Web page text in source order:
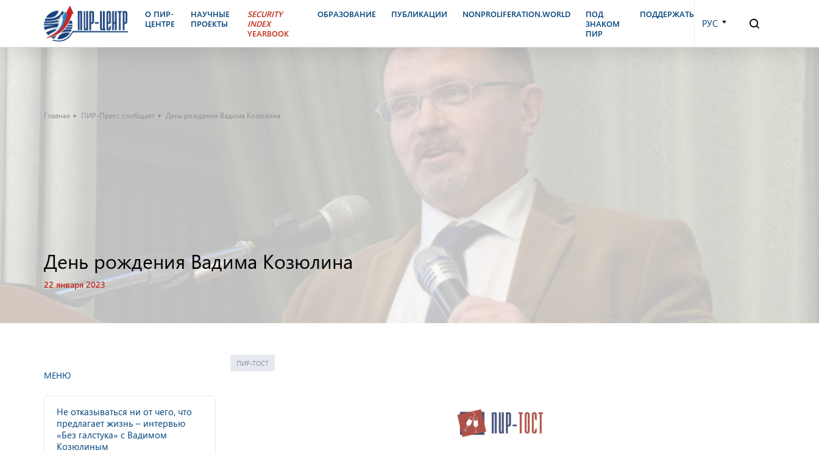
О ПИР-
ЦЕНТРЕ
НАУЧНЫЕ
ПРОЕКТЫ
SECURITY
INDEX
YEARBOOK
ОБРАЗОВАНИЕ ПУБЛИКАЦИИ NONPROLIFERATION.WORLD
ПОД
ЗНАКОМ
ПИР
ПОДДЕРЖАТЬ
РУС
Главная ПИР-Пресс сообщает День рождения Вадима Козюлина
День рождения Вадима Козюлина
22 января 2023
МЕНЮ
Не отказываться ни от чего, что
предлагает жизнь – интервью
«Без галстука» с Вадимом
Козюлиным
ПИР-ТОСТ